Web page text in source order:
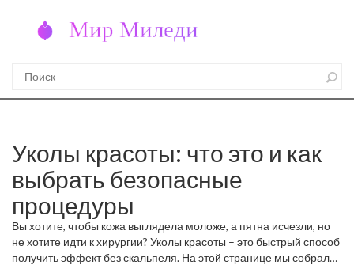
Уколы красоты: что это и как
выбрать безопасные
процедуры
Вы хотите, чтобы кожа выглядела моложе, а пятна исчезли, но
не хотите идти к хирургии? Уколы красоты – это быстрый способ
получить эффект без скальпеля. На этой странице мы собрали